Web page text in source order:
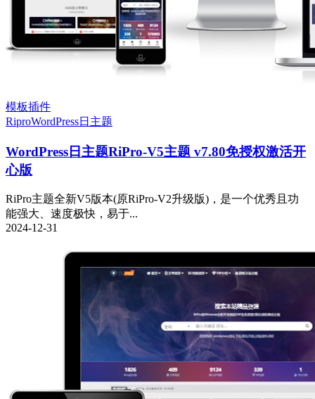
模板插件
RiproWordPress日主题
WordPress日主题RiPro-V5主题 v7.80免授权激活开
心版
RiPro主题全新V5版本(原RiPro-V2升级版)，是一个优秀且功
能强大、速度极快，易于...
2024-12-31